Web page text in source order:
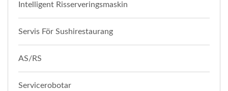
Intelligent Risserveringsmaskin
Servis För Sushirestaurang
AS/RS
Servicerobotar